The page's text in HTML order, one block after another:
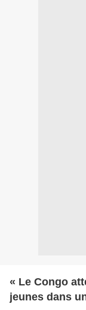
« Le Congo
jeunes dans